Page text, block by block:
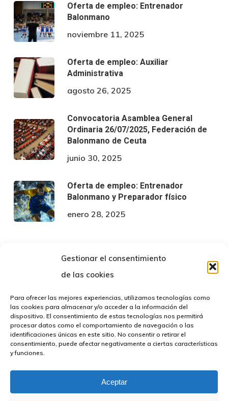
Gestionar el consentimiento
de las cookies
Para ofrecer las mejores experiencias, utilizamos tecnologías como
las cookies para almacenar y/o acceder a la información del
dispositivo. El consentimiento de estas tecnologías nos permitirá
procesar datos como el comportamiento de navegación o las
identificaciones únicas en este sitio. No consentir o retirar el
consentimiento, puede afectar negativamente a ciertas características
y funciones.
Aceptar
Oferta de empleo: Entrenador
Balonmano
noviembre 11, 2025
Oferta de empleo: Auxiliar
Administrativa
agosto 26, 2025
Convocatoria Asamblea General
Ordinaria 26/07/2025, Federación de
Balonmano de Ceuta
junio 30, 2025
Oferta de empleo: Entrenador
Balonmano y Preparador físico
enero 28, 2025
twitter facebook instagram
Desarrollado por